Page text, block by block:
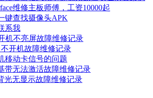
维修主板师傅，工资10000起
键查找摄像头APK
系我
机不亮屏故障维修记录
不开机故障维修记录
移动卡信号的问题
带无法激活故障维修记录
光无显示故障维修记录